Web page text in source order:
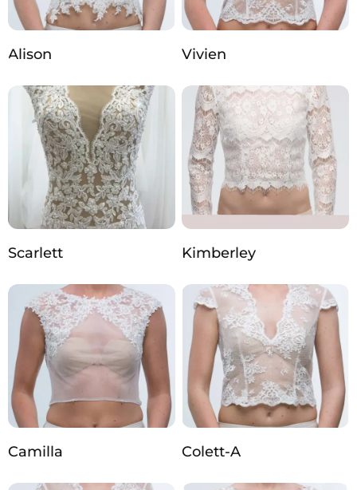
Alison Vivien
Scarlett Kimberley
Camilla Colett-A